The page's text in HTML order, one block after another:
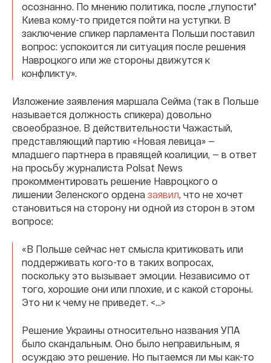
осознанно. По мнению политика, после „глупости“
Киева кому-то придется пойти на уступки. В
заключение спикер парламента Польши поставил
вопрос: успокоится ли ситуация после решения
Навроцкого или же стороны движутся к
конфликту».
Изложение заявления маршала Сейма (так в Польше
называется должность спикера) довольно
своеобразное. В действительности Чажастый,
представляющий партию «Новая левица» —
младшего партнера в правящей коалиции, — в ответ
на просьбу журналиста Polsat News
прокомментировать решение Навроцкого о
лишении Зеленского ордена заявил, что не хочет
становиться на сторону ни одной из сторон в этом
вопросе:
«В Польше сейчас нет смысла критиковать или
поддерживать кого-то в таких вопросах,
поскольку это вызывает эмоции. Независимо от
того, хорошие они или плохие, и с какой стороны.
Это ни к чему не приведет. <…>
Решение Украины относительно названия УПА
было скандальным. Оно было неправильным, я
осуждаю это решение. Но пытаемся ли мы как-то